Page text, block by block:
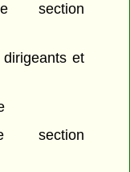
section
et
section